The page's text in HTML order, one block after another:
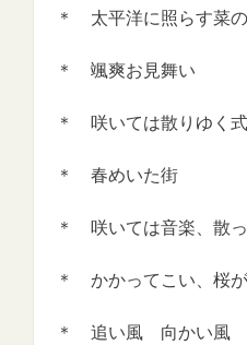
＊ 太平洋に照らす菜
＊ 颯爽お見舞い
＊ 咲いては散りゆく式
＊ 春めいた街
＊ 咲いては音楽、散っ
＊ かかってこい、桜が
＊ 追い風 向かい風